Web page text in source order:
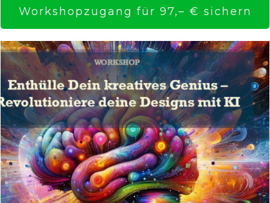
Workshopzugang für 97,– € sichern